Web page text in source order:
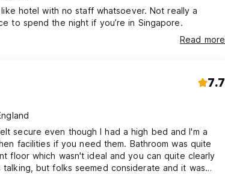
like hotel with no staff whatsoever. Not really a
to spend the night if you’re in Singapore.
Read more
7.7
secure even though I had a high bed and I'm a
facilities if you need them. Bathroom was quite
floor which wasn't ideal and you can quite clearly
talking, but folks seemed considerate and it was